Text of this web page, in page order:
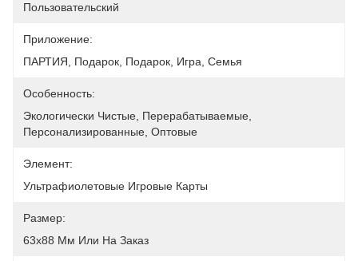
Пользовательский
Приложение:
ПАРТИЯ, Подарок, Подарок, Игра, Семья
Особенность:
Экологически Чистые, Перерабатываемые,
Персонализированные, Оптовые
Элемент:
Ультрафиолетовые Игровые Карты
Размер:
63x88 Мм Или На Заказ